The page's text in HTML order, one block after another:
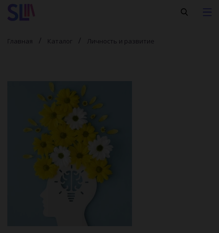
Главная Каталог Личность и развитие